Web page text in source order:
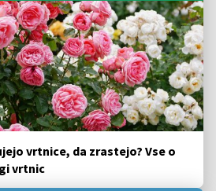
vrtnice, da zrastejo? Vse o
vrtnic